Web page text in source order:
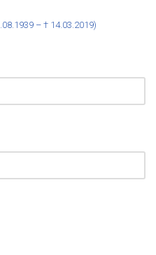
– † 14.03.2019)